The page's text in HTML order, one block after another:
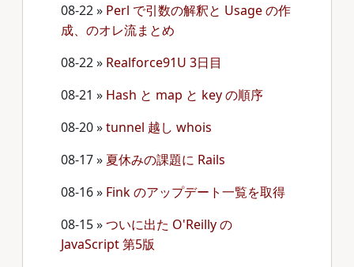
08-22» Perl で引数の解釈と Usage の作
成、のオレ流まとめ
08-22» Realforce91U 3日目
08-21 » Hash と map と key の順序
08-20»tunnel 越し whois
08-17» 夏休みの課題に Rails
08-16» Fink のアップデート一覧を取得
08-15»ついに出た O'Reilly の
JavaScript 第5版